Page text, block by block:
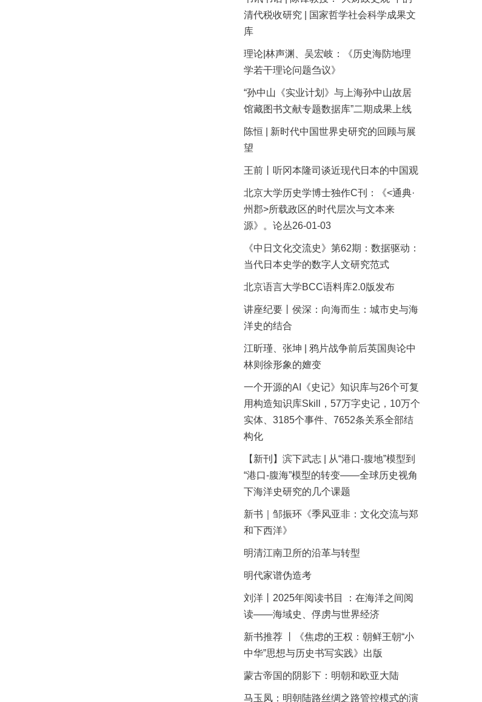
清代税收研究 | 国家哲学社会科学成果文
库
理论|林声渊、吴宏岐：《历史海防地理
学若干理论问题刍议》
“孙中山《实业计划》与上海孙中山故居
馆藏图书文献专题数据库”二期成果上线
陈恒 | 新时代中国世界史研究的回顾与展
望
王前丨听冈本隆司谈近现代日本的中国观
北京大学历史学博士独作C刊：《<通典·
州郡>所载政区的时代层次与文本来
源》。论丛26-01-03
《中日文化交流史》第62期：数据驱动：
当代日本史学的数字人文研究范式
北京语言大学BCC语料库2.0版发布
讲座纪要丨侯深：向海而生：城市史与海
洋史的结合
江昕瑾、张坤 | 鸦片战争前后英国舆论中
林则徐形象的嬗变
一个开源的AI《史记》知识库与26个可复
用构造知识库Skill，57万字史记，10万个
实体、3185个事件、7652条关系全部结
构化
【新刊】滨下武志 | 从“港口-腹地”模型到
“港口-腹海”模型的转变——全球历史视角
下海洋史研究的几个课题
新书｜邹振环《季风亚非：文化交流与郑
和下西洋》
明清江南卫所的沿革与转型
明代家谱伪造考
刘洋丨2025年阅读书目 ：在海洋之间阅
读——海域史、俘虏与世界经济
新书推荐 丨《焦虑的王权：朝鲜王朝“小
中华”思想与历史书写实践》出版
蒙古帝国的阴影下：明朝和欧亚大陆
马玉凤：明朝陆路丝绸之路管控模式的演